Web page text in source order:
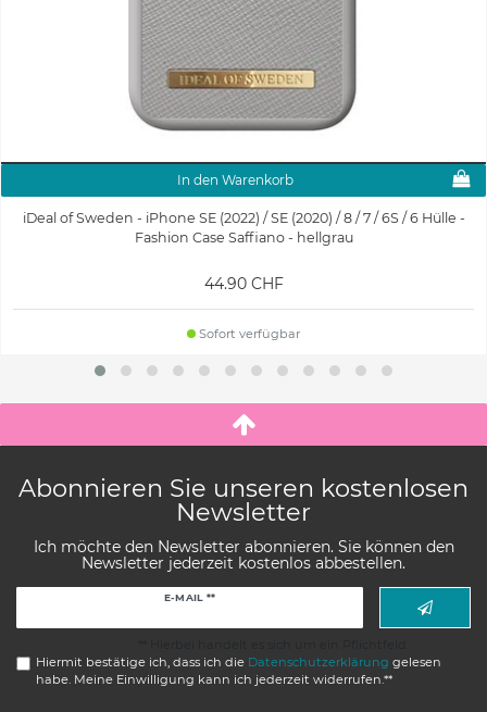
In den Warenkorb
iDeal of Sweden - iPhone SE (2022) / SE (2020) / 8 / 7 / 6S / 6 Hülle -
Fashion Case Saffiano - hellgrau
44.90 CHF
Sofort verfügbar
Abonnieren Sie unseren kostenlosen
Newsletter
Ich möchte den Newsletter abonnieren. Sie können den
Newsletter jederzeit kostenlos abbestellen.
E-MAIL **
Hiermit bestätige ich, dass ich die Daten­schutz­erklärung gelesen
habe. Meine Einwilligung kann ich jederzeit widerrufen.**